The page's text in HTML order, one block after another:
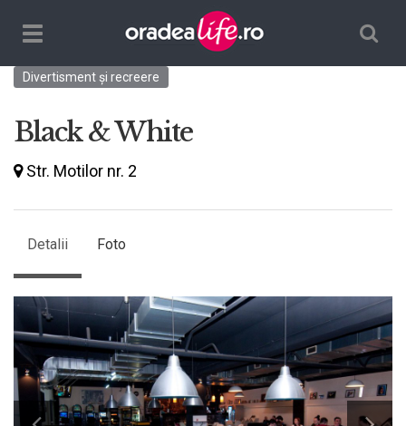
TPL_ORADEALIFE_TOGGLE_NAVIGATION
Divertisment și recreere
Black & White
Str. Motilor nr. 2
Detalii Foto